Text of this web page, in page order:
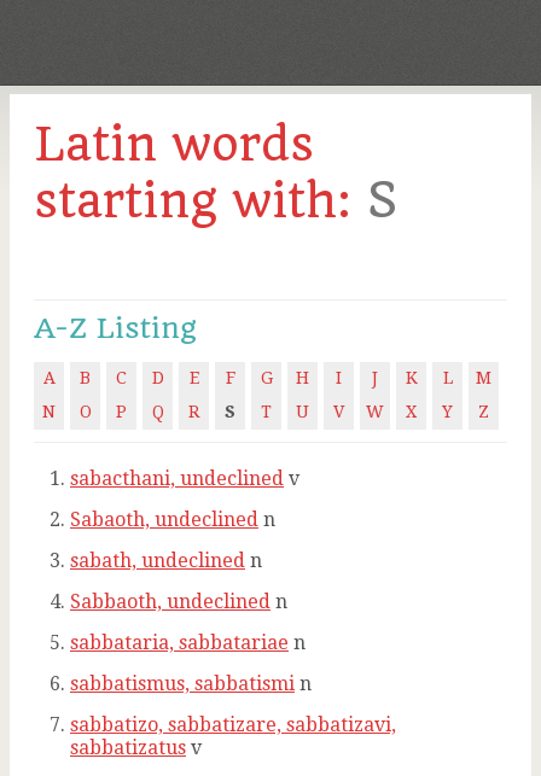
Latin words
starting with: S
A-Z Listing
A B C D E F G H I J K L
M
N
O P Q R S T U V W X Y Z
sabacthani, undeclined v
Sabaoth, undeclined n
sabath, undeclined n
Sabbaoth, undeclined n
sabbataria, sabbatariae n
sabbatismus, sabbatismi n
sabbatizo, sabbatizare, sabbatizavi,
sabbatizatus v